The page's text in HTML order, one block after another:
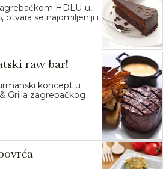
HDLU-u,
otvara se najomiljeniji i
raw bar!
koncept u
Grilla zagrebačkog